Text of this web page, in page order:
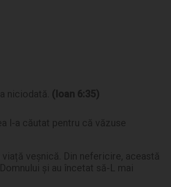
niciodată. (Ioan 6:35)
l-a căutat pentru că văzuse
veșnică. Din nefericire, această
și au încetat să-L mai